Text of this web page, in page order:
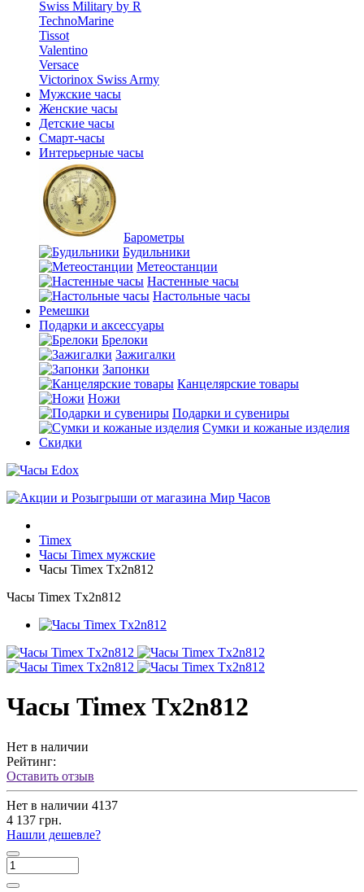
Swiss Military by R
TechnoMarine
Tissot
Valentino
Versace
Victorinox Swiss Army
Мужские часы
Женские часы
Детские часы
Смарт-часы
Интерьерные часы
Барометры
Будильники
Метеостанции
Настенные часы
Настольные часы
Ремешки
Подарки и аксессуары
Брелоки
Зажигалки
Запонки
Канцелярские товары
Ножи
Подарки и сувениры
Сумки и кожаные изделия
Скидки
Timex
Часы Timex мужские
Часы Timex Tx2n812
Часы Timex Tx2n812
Часы Timex Tx2n812
Нет в наличии
Рейтинг:
Оставить отзыв
Нет в наличии 4137
4 137 грн.
Нашли дешевле?